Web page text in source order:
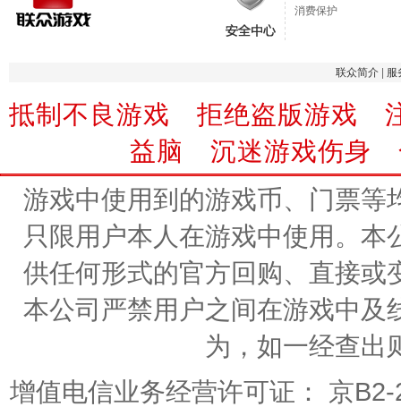
消费保护
联众简介| 服
抵制不良游戏 拒绝盗版游戏
益脑 沉迷游戏伤身
游戏中使用到的游戏币、门票等
只限用户本人在游戏中使用。
供任何形式的官方回购、直接或
本公司严禁用户之间在游戏中及
为，如一经查出
增值电信业务经营许可证： 京